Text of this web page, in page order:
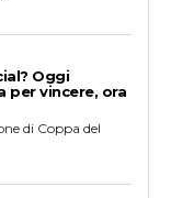
Oggi
per vincere, ora
di Coppa del